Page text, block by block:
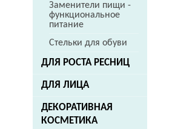
Заменители пищи -
функциональное
питание
Стельки для обуви
ДЛЯ РОСТА РЕСНИЦ
ДЛЯ ЛИЦА
ДЕКОРАТИВНАЯ
КОСМЕТИКА